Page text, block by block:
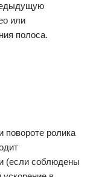
или
полоса.
повороте ролика
(если соблюдены